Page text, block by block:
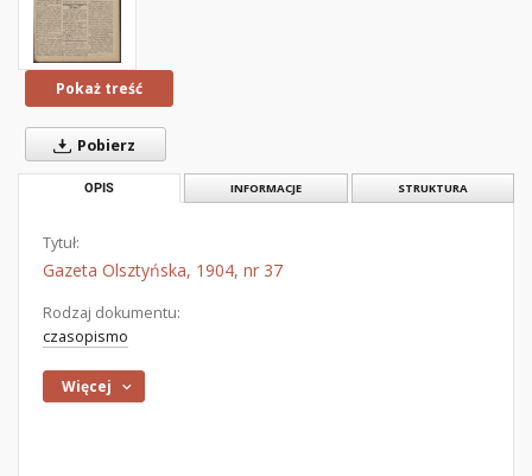
Pokaż treść
Pobierz
OPIS INFORMACJE STRUKTURA
Tytuł:
Gazeta Olsztyńska, 1904, nr 37
Rodzaj dokumentu:
czasopismo
Więcej